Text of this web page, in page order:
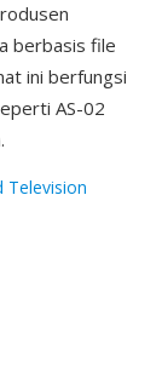
berbasis file
ini berfungsi
AS-02
Television